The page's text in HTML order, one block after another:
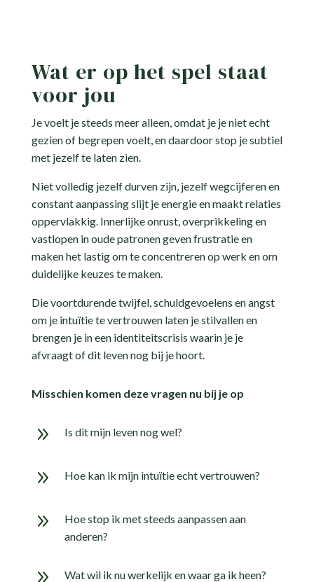
Wat er op het spel staat
voor jou
Je voelt je steeds meer alleen, omdat je je niet echt
gezien of begrepen voelt, en daardoor stop je subtiel
met jezelf te laten zien.
Niet volledig jezelf durven zijn, jezelf wegcijferen en
constant aanpassing slijt je energie en maakt relaties
oppervlakkig. Innerlijke onrust, overprikkeling en
vastlopen in oude patronen geven frustratie en
maken het lastig om te concentreren op werk en om
duidelijke keuzes te maken.
Die voortdurende twijfel, schuldgevoelens en angst
om je intuïtie te vertrouwen laten je stilvallen en
brengen je in een identiteitscrisis waarin je je
afvraagt of dit leven nog bij je hoort.
Misschien komen deze vragen nu bij je op
9 Is dit mijn leven nog wel?
9 Hoe kan ik mijn intuïtie echt vertrouwen?
9
Hoe stop ik met steeds aanpassen aan
anderen?
9 Wat wil ik nu werkelijk en waar ga ik heen?